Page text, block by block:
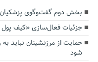
بخش دوم گفت‌وگوی
جزئیات فعال‌سازی «کیف پول
حمایت از مرزنشینان نباید به
شود